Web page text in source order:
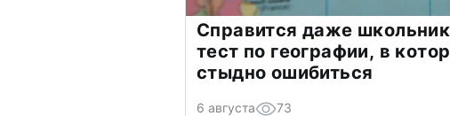
Справится даже
тест по географии, в
стыдно ошибиться
6 августа 73